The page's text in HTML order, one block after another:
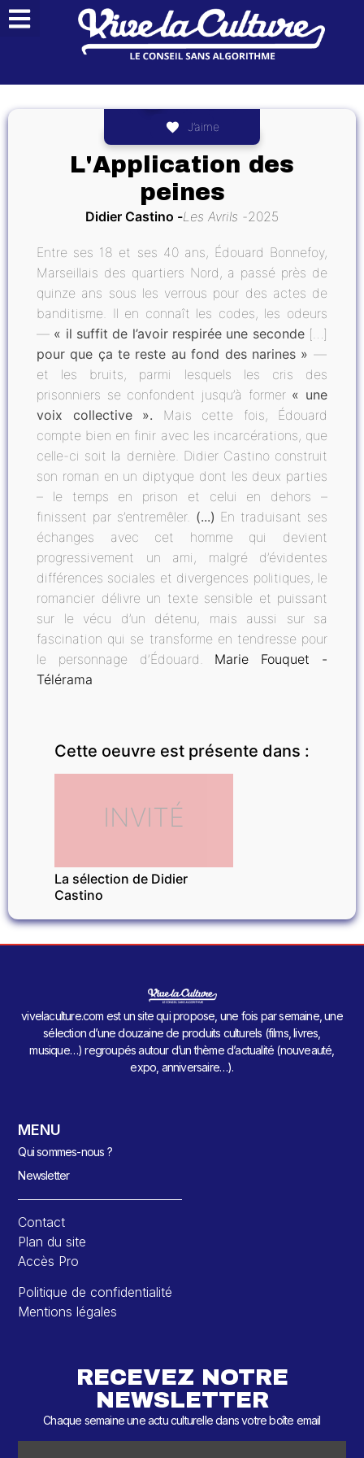
J’aime
L'Application des
peines
Didier Castino Les Avrils 2025
Entre ses 18 et ses 40 ans, Édouard Bonnefoy,
Marseillais des quartiers Nord, a passé près de
quinze ans sous les verrous pour des actes de
banditisme. Il en connaît les codes, les odeurs
— « il suffit de l’avoir respirée une seconde […]
pour que ça te reste au fond des narines » —
et les bruits, parmi lesquels les cris des
prisonniers se confondent jusqu’à former « une
voix collective ». Mais cette fois, Édouard
compte bien en finir avec les incarcérations, que
celle-ci soit la dernière. Didier Castino construit
son roman en un diptyque dont les deux parties
– le temps en prison et celui en dehors –
finissent par s’entremêler. (...) En traduisant ses
échanges avec cet homme qui devient
progressivement un ami, malgré d’évidentes
différences sociales et divergences politiques, le
romancier délivre un texte sensible et puissant
sur le vécu d’un détenu, mais aussi sur sa
fascination qui se transforme en tendresse pour
le personnage d’Édouard. Marie Fouquet -
Télérama
Cette oeuvre est présente dans :
INVITÉ
La sélection de Didier
Castino
vivelaculture.com est un site qui propose, une fois par semaine, une
sélection d’une douzaine de produits culturels (films, livres,
musique…) regroupés autour d’un thème d’actualité (nouveauté,
expo, anniversaire…).
MENU
Qui sommes-nous ?
Newsletter
Contact
Plan du site
Accès Pro
Politique de confidentialité
Mentions légales
RECEVEZ NOTRE
NEWSLETTER
Chaque semaine une actu culturelle dans votre boîte email